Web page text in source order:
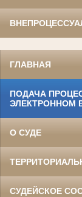
ГЛАВНАЯ
ПОДАЧА
ЭЛЕКТРОННОМ
О СУДЕ
СУДЕЙСКОЕ